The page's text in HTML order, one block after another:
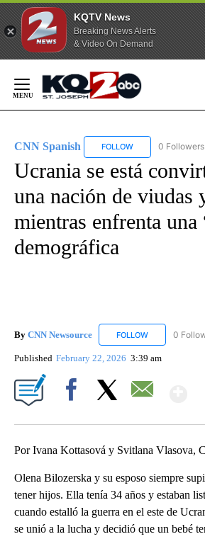
KQTV News
Breaking News Alerts
& Video On Demand
Content
CNN Spanish FOLLOW FOLLOW "CNN
0 Followers
Ucrania se está
una nación de viudas
mientras enfrenta una
demográfica
By CNN Newsource FOLLOW FOLLOW
0
Published February 22, 2026 3:39 am
Por Ivana Kottasová y Svitlana Vlasova,
Olena Bilozerska y su esposo siempre
tener hijos. Ella tenía 34 años y estaban
cuando estalló la guerra en el este de
se unió a la lucha y decidió que un bebé